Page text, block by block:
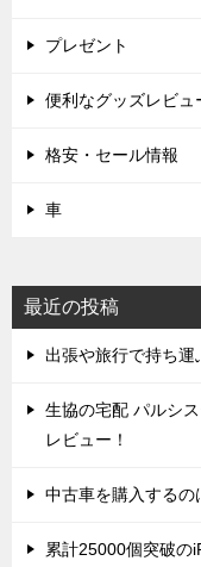
プレゼント
便利なグッズレビュ
格安・セール情報
車
最近の投稿
出張や旅行で持ち運
生協の宅配 パルシ
レビュー！
中古車を購入するの
累計25000個突破の